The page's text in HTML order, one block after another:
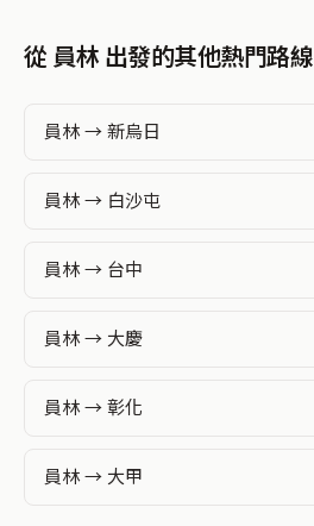
從 員林 出發的其他熱門路線
員林 → 新烏日
員林 → 白沙屯
員林 → 台中
員林 → 大慶
員林 → 彰化
員林 → 大甲